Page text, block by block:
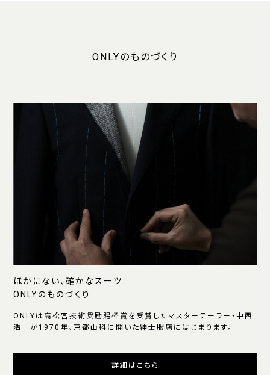
ONLYのものづくり
ほかにない、確かなスーツ
ONLYのものづくり
ONLYは高松宮技術奨励賜杯賞を受賞したマスターテーラー・中西
浩一が1970年、京都山科に開いた紳士服店にはじまります。
詳細はこちら